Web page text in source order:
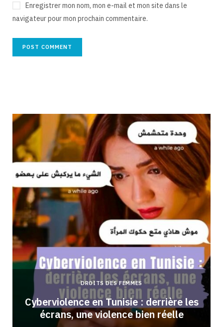
Enregistrer mon nom, mon e-mail et mon site dans le
navigateur pour mon prochain commentaire.
DROITS DES FEMMES
Cyberviolence en Tunisie : derrière les
écrans, une violence bien réelle